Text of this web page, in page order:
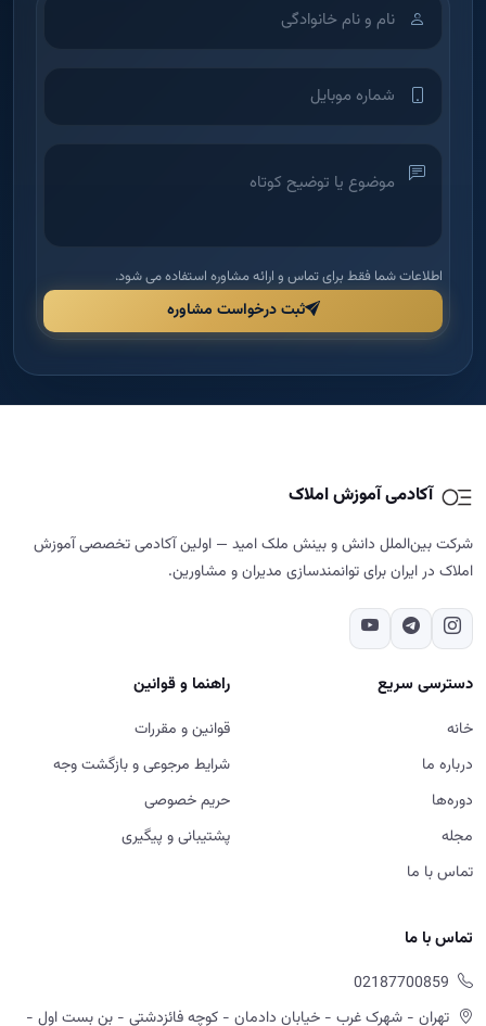
اطلاعات شما فقط برای تماس و ارائه مشاوره استفاده می شود.
ثبت درخواست مشاوره
آکادمی آموزش املاک
شرکت بین‌الملل دانش و بینش ملک امید — اولین آکادمی تخصصی آموزش
املاک در ایران برای توانمندسازی مدیران و مشاورین.
دسترسی سریع
خانه
درباره ما
دوره‌ها
مجله
تماس با ما
راهنما و قوانین
قوانین و مقررات
شرایط مرجوعی و بازگشت وجه
حریم خصوصی
پشتیبانی و پیگیری
تماس با ما
02187700859
تهران - شهرک غرب - خیابان دادمان - کوچه فائزدشتی - بن بست اول -